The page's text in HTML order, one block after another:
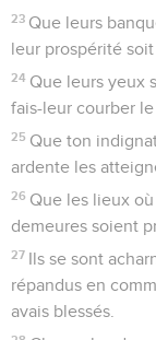
23 Que leurs
leur prospérité
24 Que leurs yeux
fais-leur courber
25 Que ton
ardente les
26 Que les lieux
demeures soient
27 Ils se sont
répandus en
avais blessés.